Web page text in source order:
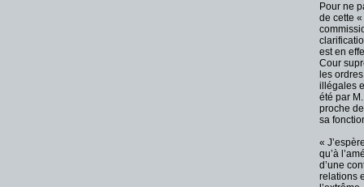
Pour ne
de cette
est en
Cour
les
illégales
été par
proche
sa
«
qu’à
d’une
relations